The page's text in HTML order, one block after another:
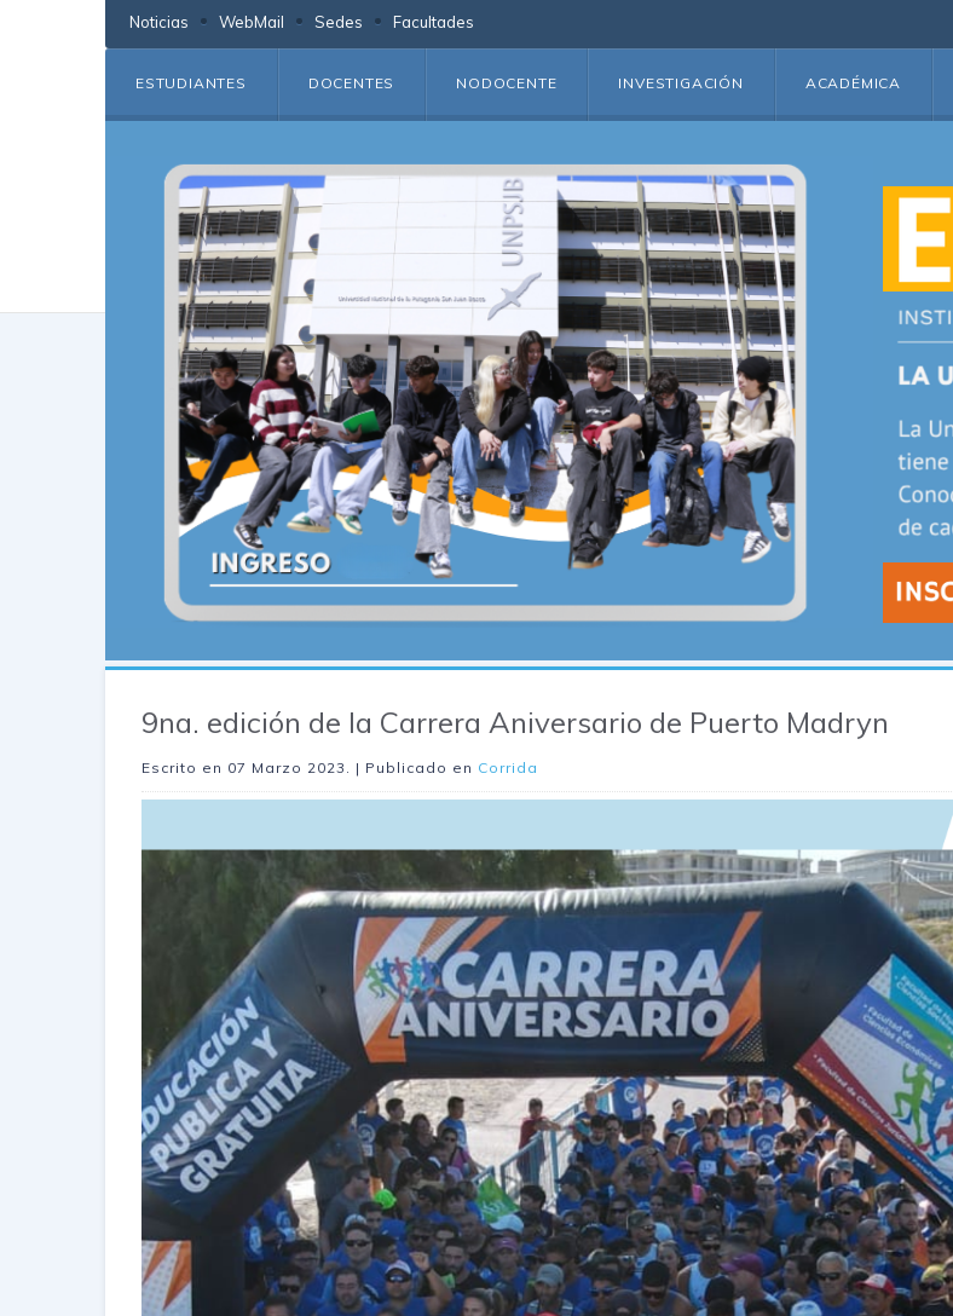
Noticias WebMail Sedes Facultades
ESTUDIANTES DOCENTES NODOCENTE INVESTIGACIÓN ACADÉMICA
9na. edición de la Carrera Aniversario de Puerto Madryn
Escrito en 07 Marzo 2023 . | Publicado en Corrida